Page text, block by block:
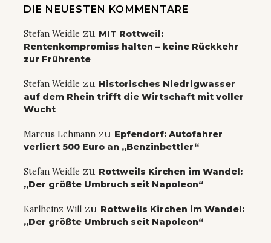
DIE NEUESTEN KOMMENTARE
Stefan Weidle zu MIT Rottweil:
Rentenkompromiss halten – keine Rückkehr
zur Frührente
Stefan Weidle zu Historisches Niedrigwasser
auf dem Rhein trifft die Wirtschaft mit voller
Wucht
Marcus Lehmann zu Epfendorf: Autofahrer
verliert 500 Euro an „Benzinbettler“
Stefan Weidle zu Rottweils Kirchen im Wandel:
„Der größte Umbruch seit Napoleon“
Karlheinz Will zu Rottweils Kirchen im Wandel:
„Der größte Umbruch seit Napoleon“